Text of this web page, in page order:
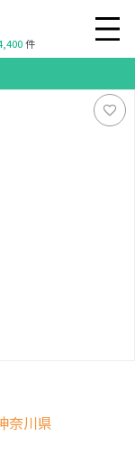
件
奈川県